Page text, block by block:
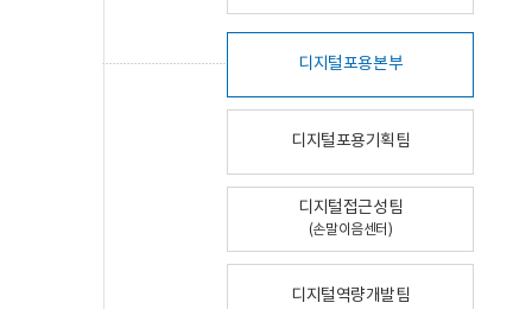
디지털포용본부
디지털포용기획팀
디지털접근성팀
(손말이음센터)
디지털역량개발팀